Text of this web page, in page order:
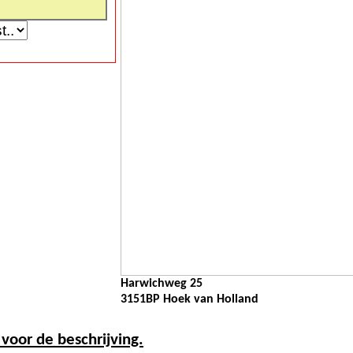
Harwichweg 25
3151BP Hoek van Holland
de beschrijving.